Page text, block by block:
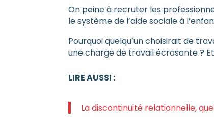
On peine à recruter les
le système de l’aide sociale à
Pourquoi quelqu’un choisirait de
une charge de travail écrasante ?
LIRE AUSSI :
La discontinuité relationnelle,